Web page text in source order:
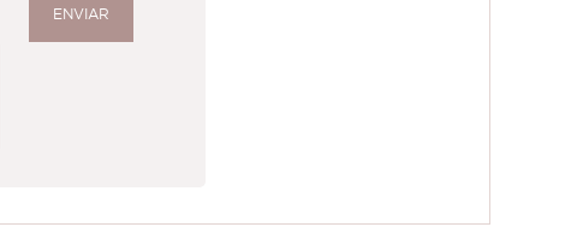
ENVIAR